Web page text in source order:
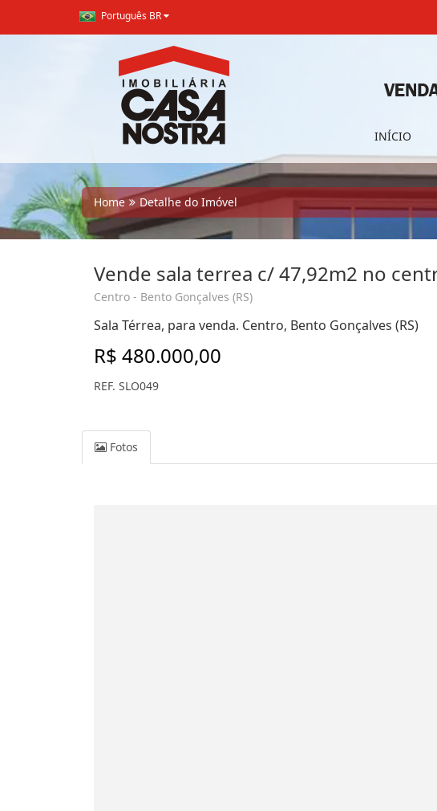
Português BR
INÍCIO
Home Detalhe do Imóvel
Vende sala terrea c/ 47,92m2 no
Centro - Bento Gonçalves (RS)
Sala Térrea, para venda. Centro, Bento Gonçalves (RS)
R$ 480.000,00
REF. SLO049
Fotos